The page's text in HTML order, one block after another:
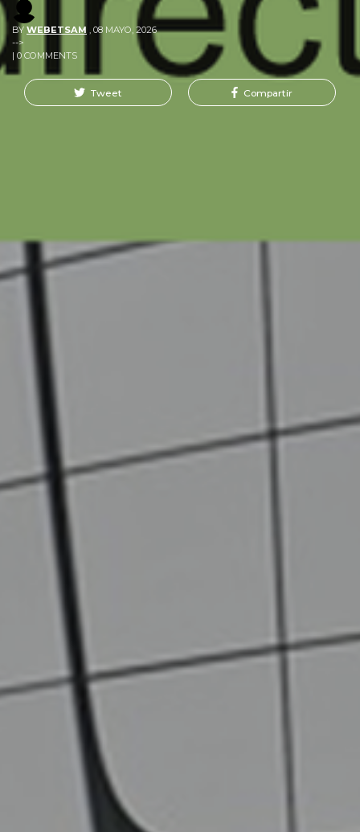
BY WEBETSAM , 08 MAYO, 2026
-->
| 0 COMMENTS
Tweet Compartir